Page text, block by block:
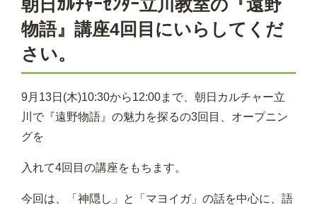
朝日ｶﾙﾁｬｰｾﾝﾀｰ立川教室の『遠野
物語』講座4回目にいらしてくだ
さい。
9月13日(木)10:30から12:00まで、朝日カルチャー立
川で『遠野物語』の魅力を探るの3回目、オープニン
グを
入れて4回目の講座をもちます。
今回は、「神隠し」と「マヨイガ」の話を中心に、語